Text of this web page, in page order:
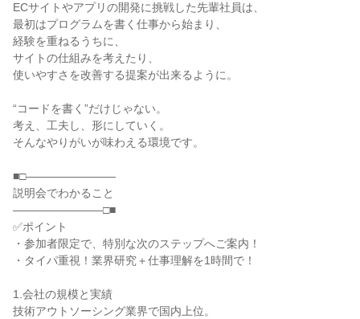
ECサイトやアプリの開発に挑戦した先輩社員は、
最初はプログラムを書く仕事から始まり、
経験を重ねるうちに、
サイトの仕組みを考えたり、
使いやすさを改善する提案が出来るように。
“コードを書く”だけじゃない。
考え、工夫し、形にしていく。
そんなやりがいが味わえる環境です。
■□――――――――
説明会でわかること
――――――――□■
✅ポイント
・参加者限定で、特別な次のステップへご案内！
・タイパ重視！業界研究＋仕事理解を1時間で！
1.会社の規模と実績
技術アウトソーシング業界で国内上位。